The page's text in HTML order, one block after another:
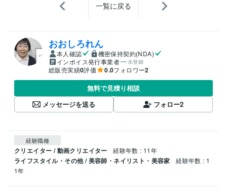
一覧に戻る
おおしろれん
本人確認
機密保持契約(NDA)
インボイス発行事業者
未登録
総販売実績0評価 0.0フォロワー2
無料で見積り相談
メッセージを送る
フォロー2
経験職種
クリエイター / 動画クリエイター 経験年数 : 11年
ライフスタイル・その他 / 美容師・ネイリスト・美容家
経験年数 : 1
1年